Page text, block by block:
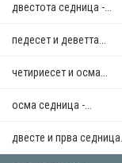
двестота седница -...
педесет и деветта...
четириесет и осма...
осма седница -...
двестe и прва седница...